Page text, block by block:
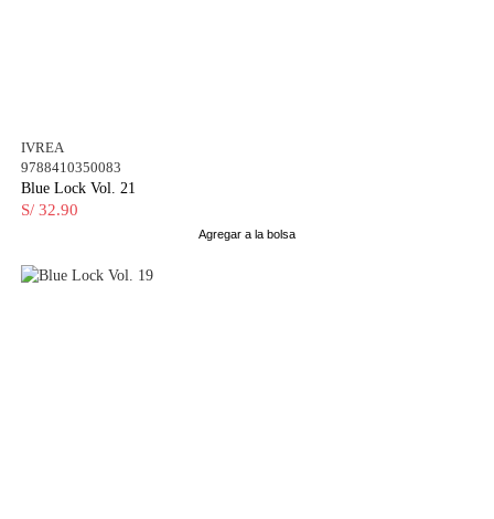
IVREA
9788410350083
Blue Lock Vol. 21
S/ 32.90
Agregar a la bolsa